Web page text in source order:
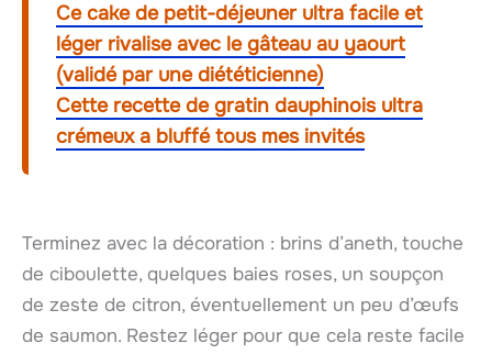
Ce cake de petit-déjeuner ultra facile et
léger rivalise avec le gâteau au yaourt
(validé par une diététicienne)
Cette recette de gratin dauphinois ultra
crémeux a bluffé tous mes invités
Terminez avec la décoration : brins d’aneth, touche
de ciboulette, quelques baies roses, un soupçon
de zeste de citron, éventuellement un peu d’œufs
de saumon. Restez léger pour que cela reste facile